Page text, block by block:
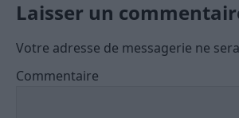
Laisser un
Votre adresse de messagerie ne
Commentaire